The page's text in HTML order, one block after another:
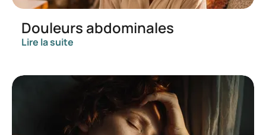
Douleurs abdominales
Lire la suite